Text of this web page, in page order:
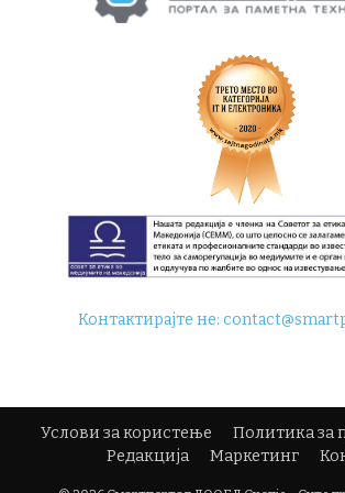
Контактирајте не:
Услови за користење
Политика за
Редакција
Маркетинг